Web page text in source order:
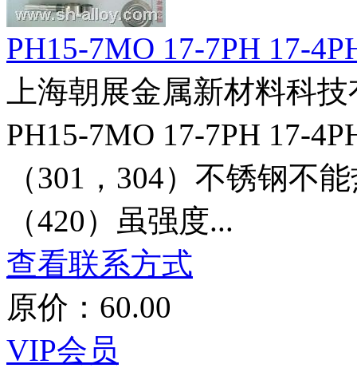
PH15-7MO 17-7PH 17-
上海朝展金属新材料科
PH15-7MO 17-7PH 17-
（301，304）不锈钢不
（420）虽强度...
查看联系方式
原价：60.00
VIP会员